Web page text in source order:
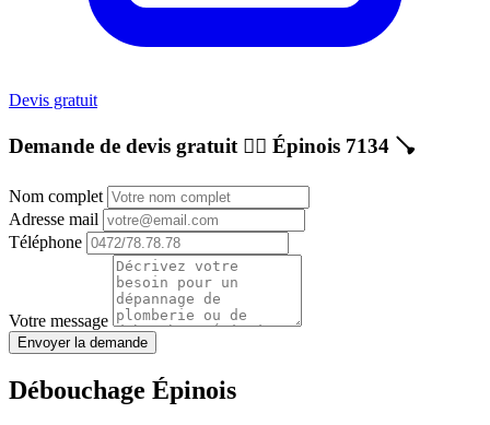
Devis gratuit
Demande de devis gratuit 👷‍♂️ Épinois 7134 🪠
Nom complet
Adresse mail
Téléphone
Votre message
Envoyer la demande
Débouchage Épinois